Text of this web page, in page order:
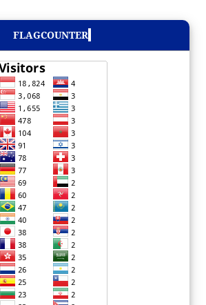
FLAGCOUNTER